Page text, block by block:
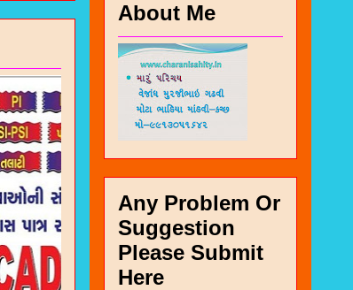
About Me
Any Problem Or
Suggestion
Please Submit
Here